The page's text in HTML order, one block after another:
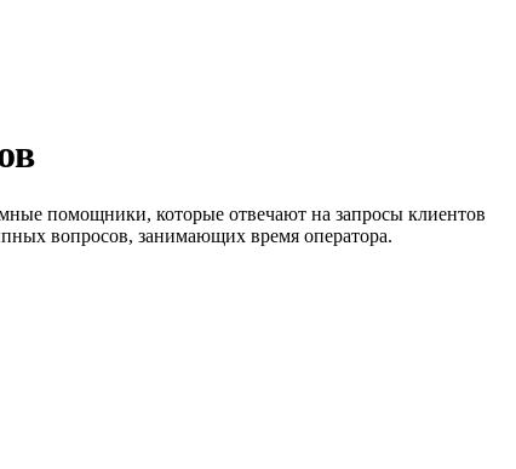
помощники, которые отвечают на запросы клиентов
вопросов, занимающих время оператора.